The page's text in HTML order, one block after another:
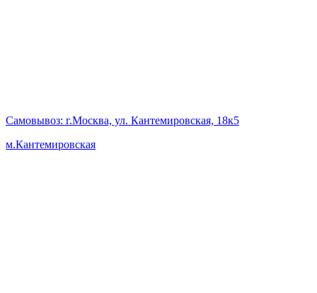
Самовывоз: г.Москва, ул. Кантемировская, 18к5
м.Кантемировская